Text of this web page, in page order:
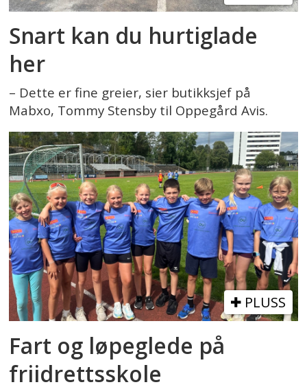
Snart kan du hurtiglade
her
– Dette er fine greier, sier butikksjef på
Mabxo, Tommy Stensby til Oppegård Avis.
PLUSS
Fart og løpeglede på
friidrettsskole